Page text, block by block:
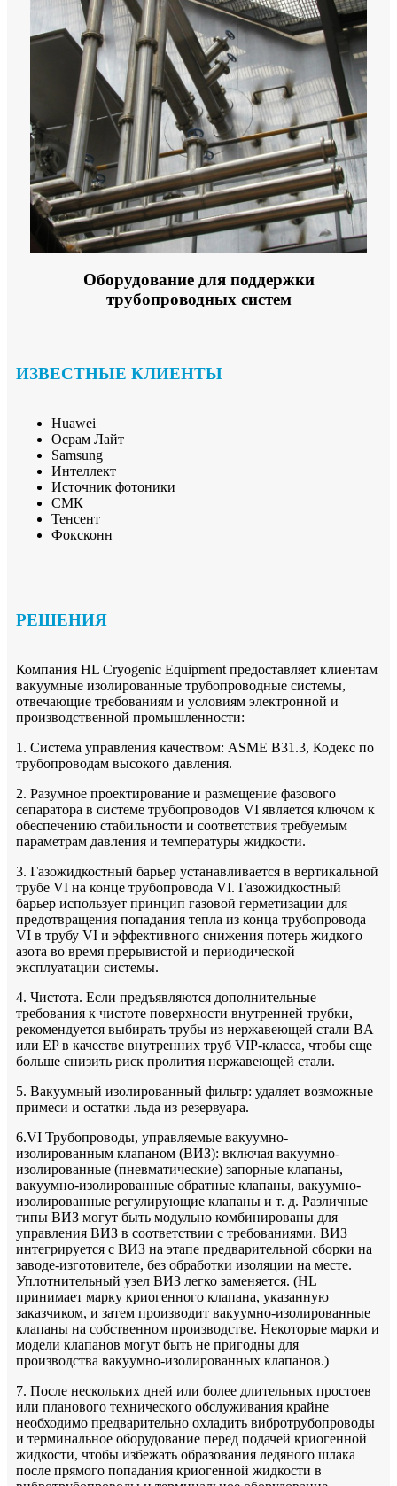
Оборудование для поддержки
трубопроводных систем
ИЗВЕСТНЫЕ КЛИЕНТЫ
Huawei
Осрам Лайт
Samsung
Интеллект
Источник фотоники
СМК
Тенсент
Фоксконн
РЕШЕНИЯ
Компания HL Cryogenic Equipment предоставляет клиентам
вакуумные изолированные трубопроводные системы,
отвечающие требованиям и условиям электронной и
производственной промышленности:
1. Система управления качеством: ASME B31.3, Кодекс по
трубопроводам высокого давления.
2. Разумное проектирование и размещение фазового
сепаратора в системе трубопроводов VI является ключом к
обеспечению стабильности и соответствия требуемым
параметрам давления и температуры жидкости.
3. Газожидкостный барьер устанавливается в вертикальной
трубе VI на конце трубопровода VI. Газожидкостный
барьер использует принцип газовой герметизации для
предотвращения попадания тепла из конца трубопровода
VI в трубу VI и эффективного снижения потерь жидкого
азота во время прерывистой и периодической
эксплуатации системы.
4. Чистота. Если предъявляются дополнительные
требования к чистоте поверхности внутренней трубки,
рекомендуется выбирать трубы из нержавеющей стали BA
или EP в качестве внутренних труб VIP-класса, чтобы еще
больше снизить риск пролития нержавеющей стали.
5. Вакуумный изолированный фильтр: удаляет возможные
примеси и остатки льда из резервуара.
6.VI Трубопроводы, управляемые вакуумно-
изолированным клапаном (ВИЗ): включая вакуумно-
изолированные (пневматические) запорные клапаны,
вакуумно-изолированные обратные клапаны, вакуумно-
изолированные регулирующие клапаны и т. д. Различные
типы ВИЗ могут быть модульно комбинированы для
управления ВИЗ в соответствии с требованиями. ВИЗ
интегрируется с ВИЗ на этапе предварительной сборки на
заводе-изготовителе, без обработки изоляции на месте.
Уплотнительный узел ВИЗ легко заменяется. (HL
принимает марку криогенного клапана, указанную
заказчиком, и затем производит вакуумно-изолированные
клапаны на собственном производстве. Некоторые марки и
модели клапанов могут быть не пригодны для
производства вакуумно-изолированных клапанов.)
7. После нескольких дней или более длительных простоев
или планового технического обслуживания крайне
необходимо предварительно охладить вибротрубопроводы
и терминальное оборудование перед подачей криогенной
жидкости, чтобы избежать образования ледяного шлака
после прямого попадания криогенной жидкости в